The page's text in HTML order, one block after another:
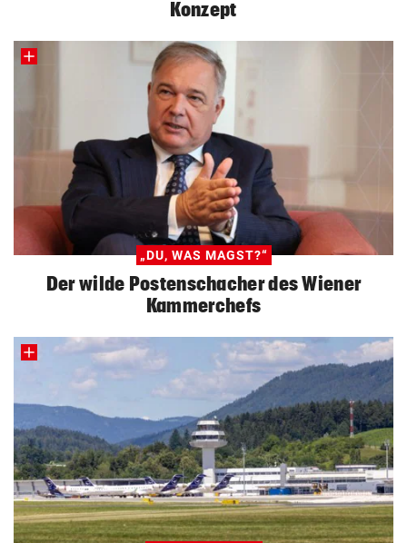
Konzept
„DU, WAS MAGST?“
Der wilde Postenschacher des Wiener
Kammerchefs